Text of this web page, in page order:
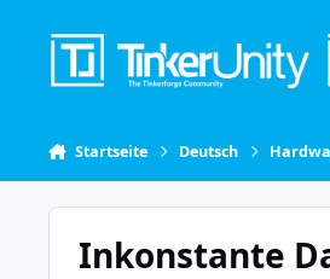
Startseite Deutsch
Inkonstante